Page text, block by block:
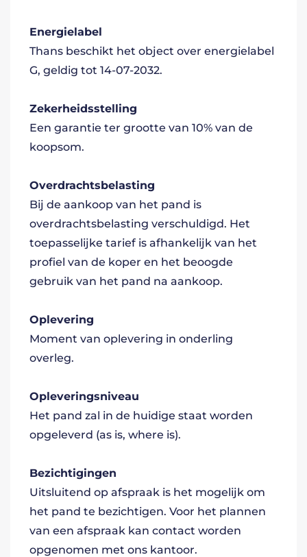
Energielabel
Thans beschikt het object over energielabel
G, geldig tot 14-07-2032.
Zekerheidsstelling
Een garantie ter grootte van 10% van de
koopsom.
Overdrachtsbelasting
Bij de aankoop van het pand is
overdrachtsbelasting verschuldigd. Het
toepasselijke tarief is afhankelijk van het
profiel van de koper en het beoogde
gebruik van het pand na aankoop.
Oplevering
Moment van oplevering in onderling
overleg.
Opleveringsniveau
Het pand zal in de huidige staat worden
opgeleverd (as is, where is).
Bezichtigingen
Uitsluitend op afspraak is het mogelijk om
het pand te bezichtigen. Voor het plannen
van een afspraak kan contact worden
opgenomen met ons kantoor.